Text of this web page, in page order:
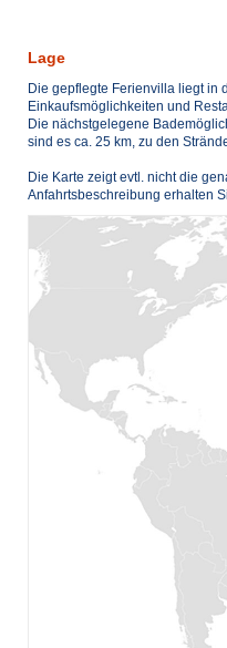
Lage
Die gepflegte Ferienvilla liegt in
Einkaufsmöglichkeiten und
Die nächstgelegene
sind es ca. 25 km, zu den
Die Karte zeigt evtl. nicht die
Anfahrtsbeschreibung erhalten